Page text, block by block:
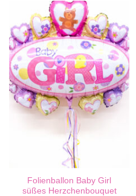
Folienballon Baby Girl
süßes Herzchenbouquet